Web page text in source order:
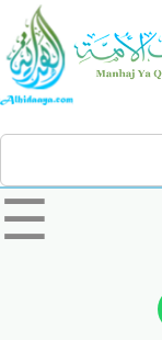
Skip
main
content
Search
left
sidebar
☰